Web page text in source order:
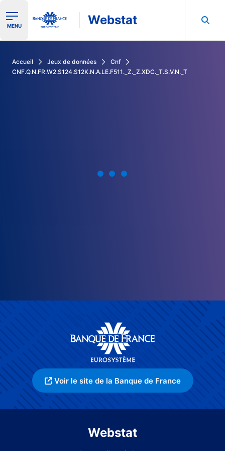
Ouvrir le menu de navigation
MENU Webstat
Accueil Jeux de données
Cnf
CNF.Q.N.FR.W2.S124.S12K.N.A.LE.F511._Z._Z.XDC._T.S.V.N._T
Voir le site de la Banque de France
Webstat